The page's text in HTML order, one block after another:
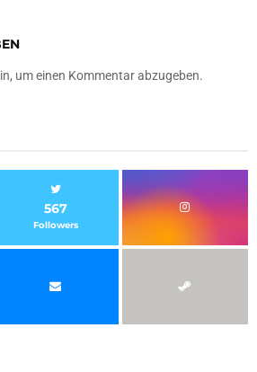
um einen Kommentar abzugeben.
567
Followers